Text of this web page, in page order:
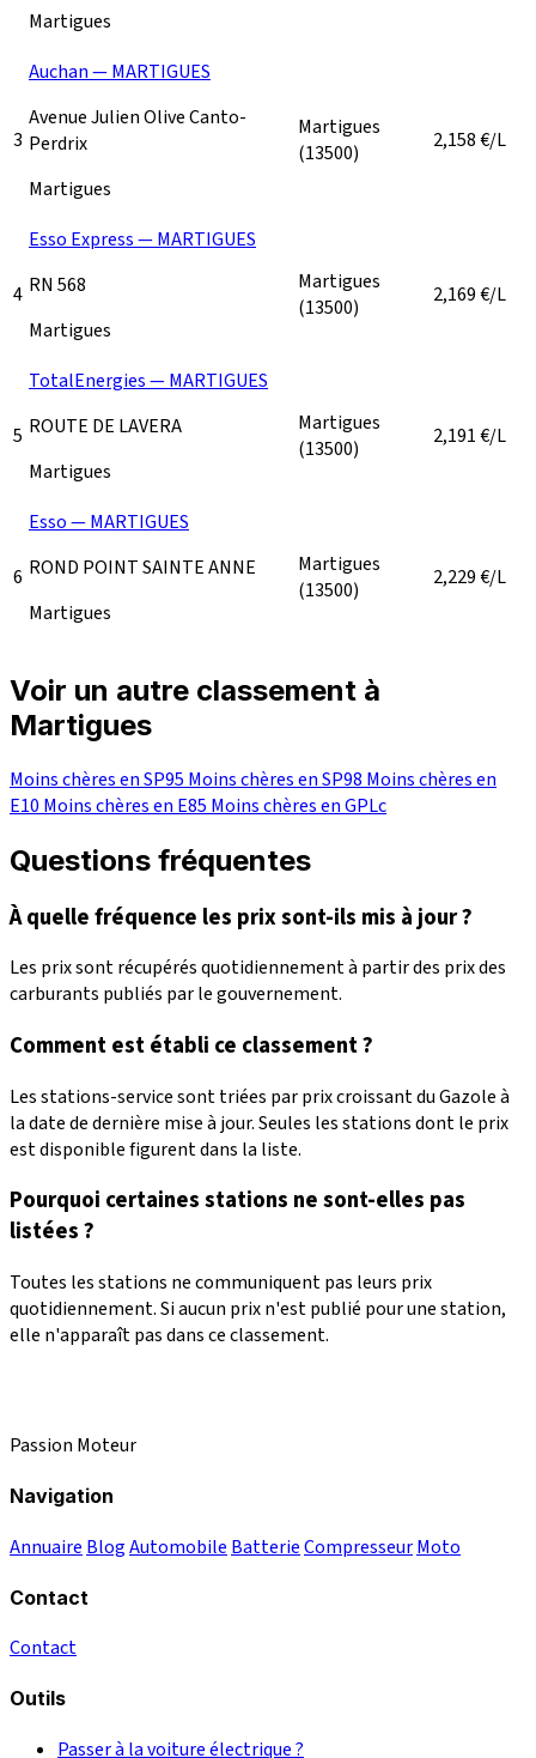
Martigues
3
Auchan — MARTIGUES
Avenue Julien Olive Canto-
Perdrix
Martigues
Martigues
(13500)
2,158€/L
4
Esso Express — MARTIGUES
RN 568
Martigues
Martigues
(13500)
2,169€/L
5
TotalEnergies — MARTIGUES
ROUTE DE LAVERA
Martigues
Martigues
(13500)
2,191€/L
6
Esso — MARTIGUES
ROND POINT SAINTE ANNE
Martigues
Martigues
(13500)
2,229€/L
Voir un autre classement à
Martigues
Moins chères en SP95 Moins chères en SP98 Moins chères en
E10 Moins chères en E85 Moins chères en GPLc
Questions fréquentes
À quelle fréquence les prix sont-ils mis à jour ?
Les prix sont récupérés quotidiennement à partir des prix des
carburants publiés par le gouvernement.
Comment est établi ce classement ?
Les stations-service sont triées par prix croissant du Gazole à
la date de dernière mise à jour. Seules les stations dont le prix
est disponible figurent dans la liste.
Pourquoi certaines stations ne sont-elles pas
listées ?
Toutes les stations ne communiquent pas leurs prix
quotidiennement. Si aucun prix n'est publié pour une station,
elle n'apparaît pas dans ce classement.
Passion Moteur
Navigation
Annuaire BlogAutomobile BatterieCompresseurMoto
Contact
Contact
Outils
Passer à la voiture électrique ?